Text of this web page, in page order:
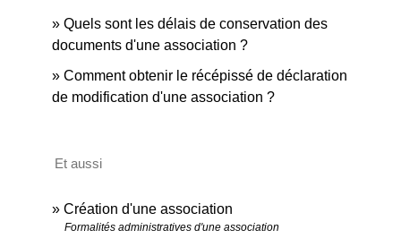
Quels sont les délais de conservation des
documents d'une association ?
Comment obtenir le récépissé de déclaration
de modification d'une association ?
Et aussi
Création d'une association
Formalités administratives d'une association